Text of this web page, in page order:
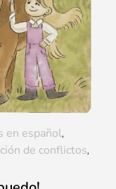
en español,
de conflictos,